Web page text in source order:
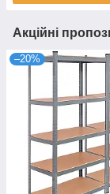
Акційні
–20%